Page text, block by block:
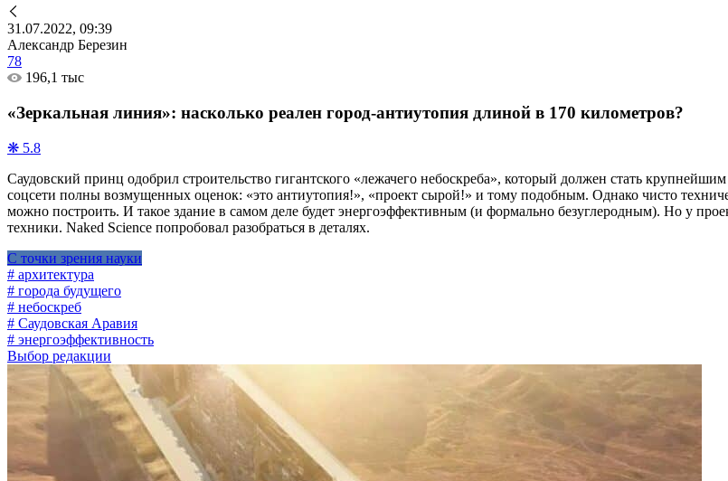
31.07.2022, 09:39
Александр Березин
78
196,1 тыс
«Зеркальная линия»: насколько реален город-антиутопия длиной в 170 километров?
❋ 5.8
Саудовский принц одобрил строительство гигантского «лежачего небоскреба», который должен стать
соцсети полны возмущенных оценок: «это антиутопия!», «проект сырой!» и тому подобным. Однако чисто
можно построить. И такое здание в самом деле будет энергоэффективным (и формально безуглеродным). Но у
техники. Naked Science попробовал разобраться в деталях.
С точки зрения науки
# архитектура
# города будущего
# небоскреб
# Саудовская Аравия
# энергоэффективность
Выбор редакции